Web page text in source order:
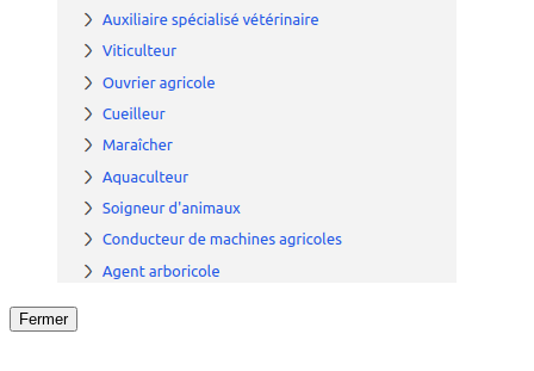
Fermer